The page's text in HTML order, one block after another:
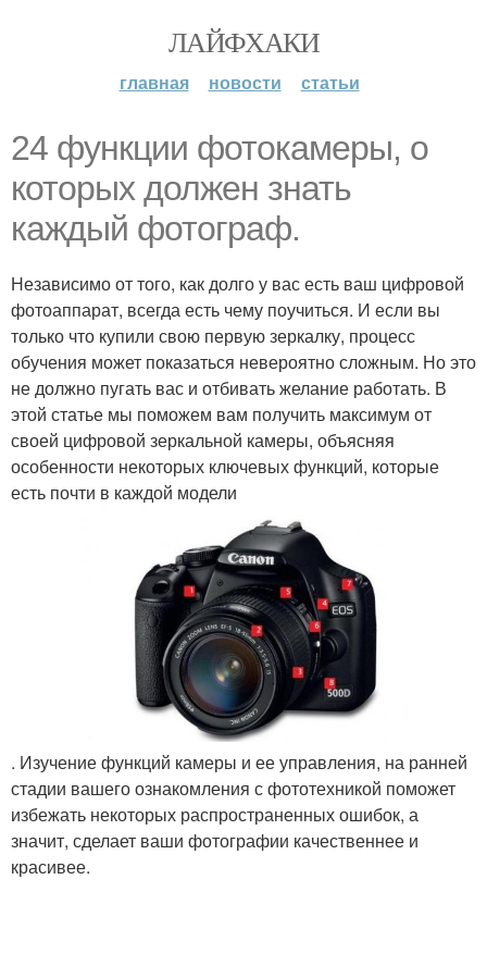
ЛАЙФХАКИ
главная новости статьи
24 функции фотокамеры, о
которых должен знать
каждый фотограф.
Независимо от того, как долго у вас есть ваш цифровой
фотоаппарат, всегда есть чему поучиться. И если вы
только что купили свою первую зеркалку, процесс
обучения может показаться невероятно сложным. Но это
не должно пугать вас и отбивать желание работать. В
этой статье мы поможем вам получить максимум от
своей цифровой зеркальной камеры, объясняя
особенности некоторых ключевых функций, которые
есть почти в каждой модели
. Изучение функций камеры и ее управления, на ранней
стадии вашего ознакомления с фототехникой поможет
избежать некоторых распространенных ошибок, а
значит, сделает ваши фотографии качественнее и
красивее.